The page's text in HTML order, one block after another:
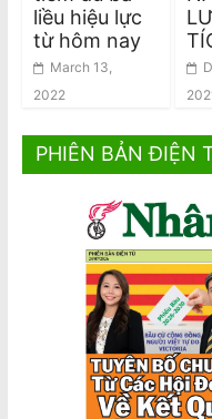
liều hiệu lực
từ hôm nay
March 13,
2022
PHIÊN BẢN ĐIỆN